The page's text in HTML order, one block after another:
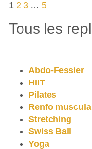
1 2 3 … 5
Tous les
Abdo-Fessier
HIIT
Pilates
Renfo
Stretching
Swiss Ball
Yoga